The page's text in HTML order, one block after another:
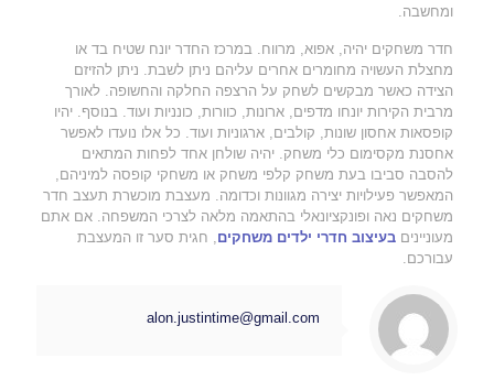
ומחשבה.
חדר משחקים יהיה, אפוא, מרווח. במרכז החדר יונח שטיח בד או
מחצלת העשויה מחומרים אחרים עליהם ניתן לשבת. ניתן להזיזם
הצידה כאשר מבקשים לשחק על הרצפה החלקה והחשופה. לאורך
מרבית הקירות יונחו מדפים, ארונות, כוורות, כונניות ועוד. בנוסף. יהיו
קופסאות אחסון שונות, קולבים, ארגוניות ועוד. כל אלו נועדו לאפשר
אחסנת מקסימום כלי משחק. יהיה שולחן אחד לפחות המתאים
להסבה סביבו בעת משחק קלפי משחק או משחקי קופסה למיניהם,
המאפשר פעילויות יצירה מגוונות וכדומה. מעצבת מוכשרת תעצב חדר
משחקים נאה ופונקציונאלי בהתאמה מלאה לצרכי המשפחה. אם אתם
מעוניינים בעיצוב חדרי ילדים משחקים, חגית סער זו המעצבת
עבורכם.
alon.justintime@gmail.com